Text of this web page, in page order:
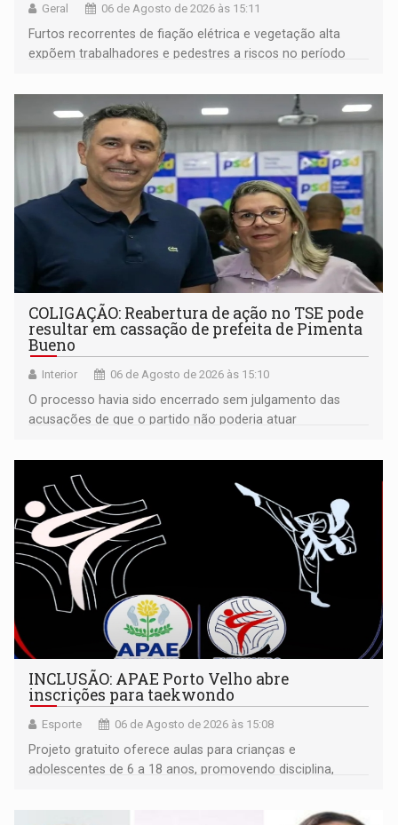
Geral 06 de Agosto de 2026 às 15:11
Furtos recorrentes de fiação elétrica e vegetação alta
expõem trabalhadores e pedestres a riscos no período
COLIGAÇÃO: Reabertura de ação no TSE pode
resultar em cassação de prefeita de Pimenta
Bueno
Interior 06 de Agosto de 2026 às 15:10
O processo havia sido encerrado sem julgamento das
acusações de que o partido não poderia atuar
INCLUSÃO: APAE Porto Velho abre
inscrições para taekwondo
Esporte 06 de Agosto de 2026 às 15:08
Projeto gratuito oferece aulas para crianças e
adolescentes de 6 a 18 anos, promovendo disciplina,